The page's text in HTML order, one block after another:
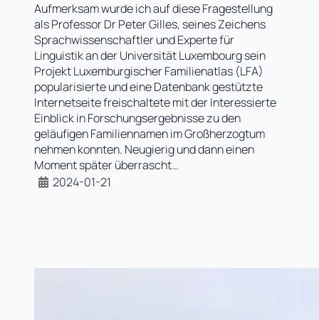
Aufmerksam wurde ich auf diese Fragestellung
als Professor Dr Peter Gilles, seines Zeichens
Sprachwissenschaftler und Experte für
Linguistik an der Universität Luxembourg sein
Projekt Luxemburgischer Familienatlas (LFA)
popularisierte und eine Datenbank gestützte
Internetseite freischaltete mit der Interessierte
Einblick in Forschungsergebnisse zu den
geläufigen Familiennamen im Großherzogtum
nehmen konnten. Neugierig und dann einen
Moment später überrascht…
2024-01-21